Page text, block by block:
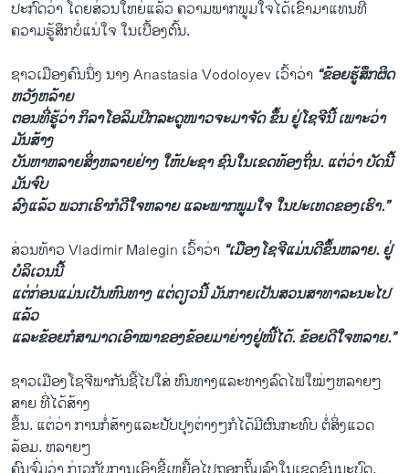
ປະກົດ​ວ່າ ​ໂດຍ​ສ່ວນ​ໃຫຍ່​ແລ້ວ ຄວາມ​ພາກພູມ​ໃຈ​ໄດ້​ເຂົ້າ​ມາ​ແທນ​ທີ່
ຄວາມ​ຮູ້ສຶກ​ບໍ່​ແນ່​ໃຈ ​ໃນ​ເບື້ອງ​ຕົ້ນ. ​
ຊາວ​ເມືອງ​ຄົນ​ນຶ່ງ ນາງ Anastasia Vodoloyev ເວົ້າ​ວ່າ “ຂ້ອຍ​ຮູ້ສຶກ​ຜິດ​
ຫວັງ​ຫລ້າຍ​
ຕອນ​ທີ່​ຮູ້ວ່າ ກິລາ​ໂອ​ລິ​ມປິກ​ລະດູ​ໜາວຈະ​ມາ​ຈັດ ຂຶ້ນ ຢູ່​ໂຊ​ຈີ​ນີ້ ​ເພາະວ່າ
ມັນສ້າງ
ບັນຫາ​ຫລາຍ​ສິ່ງຫລາຍ​ຢ່າງ​ ​ໃຫ້​ປະຊາ ຊົນໃນ​ເຂດ​ທ້ອງ​ຖິ່ນ. ​ແຕ່​ວ່າ ບັດ​ນີ້
ມັນ​ຈົບ​
ລົງ​ແລ້ວ ພວກ​ເຮົາ​ກໍ​ດີ​ໃຈ​ຫລາຍ ​ແລະ​ພາກພູມ​ໃຈ ​ໃນ​ປະ​ເທດ​ຂອງ​ເຮົາ.”
ສ່ວນທ້າວ Vladimir Malegin ເວົ້າ​ວ່າ “​ເມືອງ​ໂຊ​ຈີ​ແມ່ນ​ດີ​ຂຶ້ນ​ຫລາຍ. ຢູ່
ບໍລິ​ເວນ​ນີ້ ​
ແຕ່​ກ່ອນ​ແມ່ນ​ເປັນ​ຫົນທາງ ​ແຕ່​ດຽວ​ນີ້​ ມັນ​ກາຍເປັນ​ສວນສາທາລະນະ​ໄປ​
ແລ້ວ ​
ແລະ​ຂ້ອຍ​ກໍ​ສາມາດເອົາ​ໝາ​ຂອງ​ຂ້ອຍ​ມາ​ຍ່າງ​ຢູ່​ໜີ້​ໄດ້. ຂ້ອຍ​ດີ​ໃຈ​ຫລາຍ.”
ຊາວ​ເມືອງ​ໂຊ​ຈີ​ພາກັນ​ຊີ້​ໄປ​ໃສ່ ຫົນທາງ​ແລະ​ທາງ​ລົດໄຟ​ໃໝ່​ໆ​ຫລາຍໆ​
ສາຍ ​ທີ່​ໄດ້​ສ້າງ​
ຂຶ້ນ. ​ແຕ່​ວ່າ ການ​ກໍ່ສ້າງ​ແລະ​ປັບປຸງ​ຕ່າງ​ໆ​ກໍ​ໄດ້​ມີ​ຜົນ​ກະທົບ ຕໍ່​ສິ່ງ​ແວດ​
ລ້ອມ. ຫລາຍໆ​